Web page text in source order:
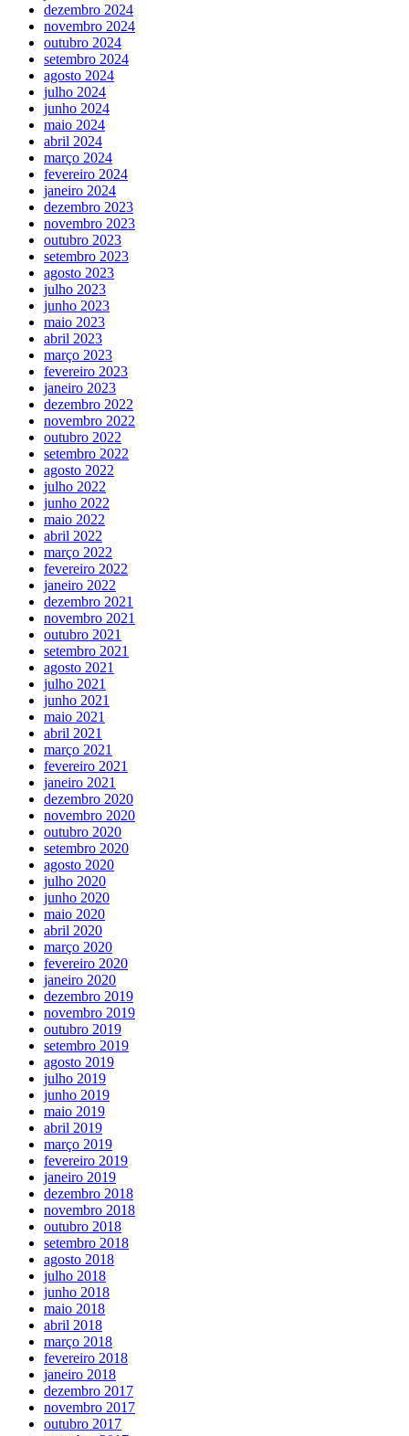
dezembro 2024
novembro 2024
outubro 2024
setembro 2024
agosto 2024
julho 2024
junho 2024
maio 2024
abril 2024
março 2024
fevereiro 2024
janeiro 2024
dezembro 2023
novembro 2023
outubro 2023
setembro 2023
agosto 2023
julho 2023
junho 2023
maio 2023
abril 2023
março 2023
fevereiro 2023
janeiro 2023
dezembro 2022
novembro 2022
outubro 2022
setembro 2022
agosto 2022
julho 2022
junho 2022
maio 2022
abril 2022
março 2022
fevereiro 2022
janeiro 2022
dezembro 2021
novembro 2021
outubro 2021
setembro 2021
agosto 2021
julho 2021
junho 2021
maio 2021
abril 2021
março 2021
fevereiro 2021
janeiro 2021
dezembro 2020
novembro 2020
outubro 2020
setembro 2020
agosto 2020
julho 2020
junho 2020
maio 2020
abril 2020
março 2020
fevereiro 2020
janeiro 2020
dezembro 2019
novembro 2019
outubro 2019
setembro 2019
agosto 2019
julho 2019
junho 2019
maio 2019
abril 2019
março 2019
fevereiro 2019
janeiro 2019
dezembro 2018
novembro 2018
outubro 2018
setembro 2018
agosto 2018
julho 2018
junho 2018
maio 2018
abril 2018
março 2018
fevereiro 2018
janeiro 2018
dezembro 2017
novembro 2017
outubro 2017